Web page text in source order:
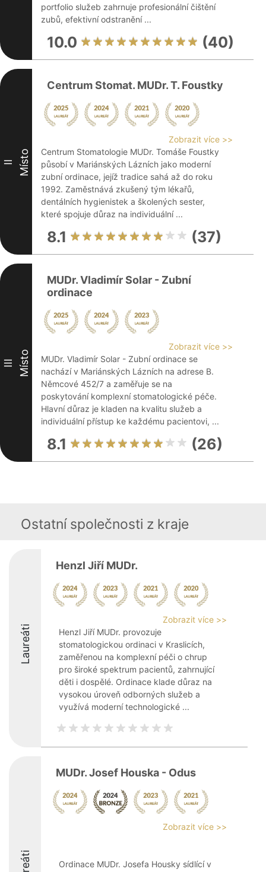
portfolio služeb zahrnuje profesionální čištění
zubů, efektivní odstranění ...
10.0 (40)
II Místo
Centrum Stomat. MUDr. T. Foustky
Zobrazit více >>
Centrum Stomatologie MUDr. Tomáše Foustky
působí v Mariánských Lázních jako moderní
zubní ordinace, jejíž tradice sahá až do roku
1992. Zaměstnává zkušený tým lékařů,
dentálních hygienistek a školených sester,
které spojuje důraz na individuální ...
8.1 (37)
III Místo
MUDr. Vladimír Solar - Zubní
ordinace
Zobrazit více >>
MUDr. Vladimír Solar - Zubní ordinace se
nachází v Mariánských Lázních na adrese B.
Němcové 452/7 a zaměřuje se na
poskytování komplexní stomatologické péče.
Hlavní důraz je kladen na kvalitu služeb a
individuální přístup ke každému pacientovi, ...
8.1 (26)
Ostatní společnosti z kraje
Laureáti
Henzl Jiří MUDr.
Zobrazit více >>
Henzl Jiří MUDr. provozuje
stomatologickou ordinaci v Kraslicích,
zaměřenou na komplexní péči o chrup
pro široké spektrum pacientů, zahrnující
děti i dospělé. Ordinace klade důraz na
vysokou úroveň odborných služeb a
využívá moderní technologické ...
MUDr. Josef Houska - Odus
Zobrazit více >>
Ordinace MUDr. Josefa Housky sídlící v